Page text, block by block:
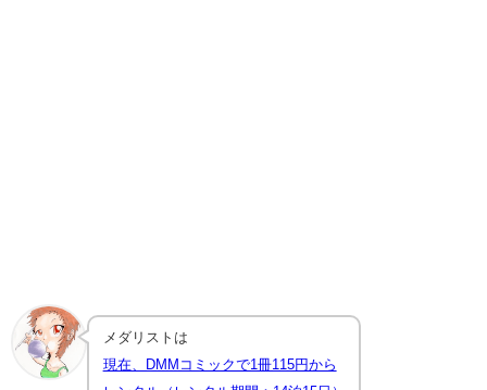
メダリストは
現在、DMMコミックで1冊115円から